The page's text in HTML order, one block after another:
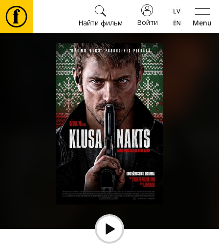
Menu
Войти
Найти фильм
Фильмы
Культура
Мероприятия
Новости